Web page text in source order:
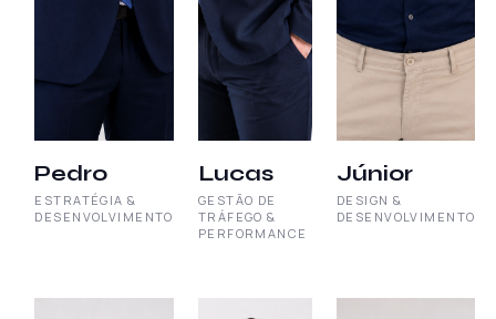
Pedro
ESTRATÉGIA &
DESENVOLVIMENTO
Lucas
GESTÃO DE
TRÁFEGO &
PERFORMANCE
Júnior
DESIGN &
DESENVOLVIMENTO